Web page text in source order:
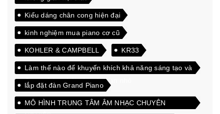
Kiểu dáng chân cong hiện đại
kinh nghiệm mua piano cơ cũ
KOHLER & CAMPBELL KR33
Làm thế nào để khuyến khích khả năng sáng tạo và
đam mê học hỏi của các bạn nhỏ
lắp đặt đàn Grand Piano
MÔ HÌNH TRUNG TÂM ÂM NHẠC CHUYÊN